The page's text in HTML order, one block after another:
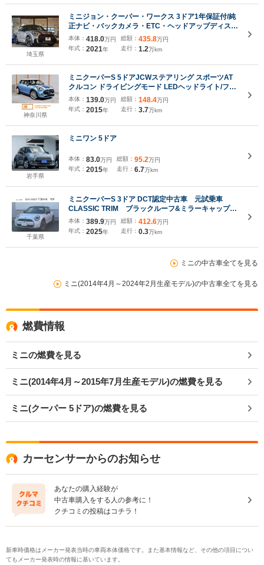
埼玉県
ミニジョン・クーパー・ワークス 3ドア1年保証付/純
正ナビ・バックカメラ・ETC・ヘッドアップディスプ
レイ・ハーマンカードンサラウンド/JCWスポーツシ
ート・ヒーター/パドルシフト付スポーツステアリン
グ/LEDヘッドライト/18インチアルミホイール
本体： 418.0万円
年式： 2021年
総額： 435.8万円
走行： 1.2万km
神奈川県
ミニクーパーS 5ドアJCWステアリング スポーツAT
クルコン ドライビングモード LEDヘッドライト/フォ
グランプ ホワイト/ボンネットストライプ CABANA
シート 純正ナビ ETC2.0 整備付
本体： 139.0万円
年式： 2015年
総額： 148.4万円
走行： 3.7万km
岩手県
ミニワン 5ドア
本体： 83.0万円
年式： 2015年
総額： 95.2万円
走行： 6.7万km
千葉県
ミニクーパーS 3ドア DCT認定中古車 元試乗車
CLASSIC TRIM ブラックルーフ&ミラーキャップ
17インチホイール ステアリングヒーティング 純正
ナビ ヘッドアップディスプレイ ヒーター付ハーフ
レザーシート LEDヘッドライト ETC
本体： 389.9万円
年式： 2025年
総額： 412.6万円
走行： 0.3万km
ミニの中古車全てを見る
ミニ(2014年4月～2024年2月生産モデル)の中古車全てを見る
燃費情報
ミニの燃費を見る
ミニ(2014年4月～2015年7月生産モデル)の燃費を見る
ミニ(クーパー 5ドア)の燃費を見る
カーセンサーからのお知らせ
あなたの購入経験が
中古車購入をする人の参考に！
クチコミの投稿はコチラ！
新車時価格はメーカー発表当時の車両本体価格です。また基本情報など、その他の項目につい
てもメーカー発表時の情報に基いています。